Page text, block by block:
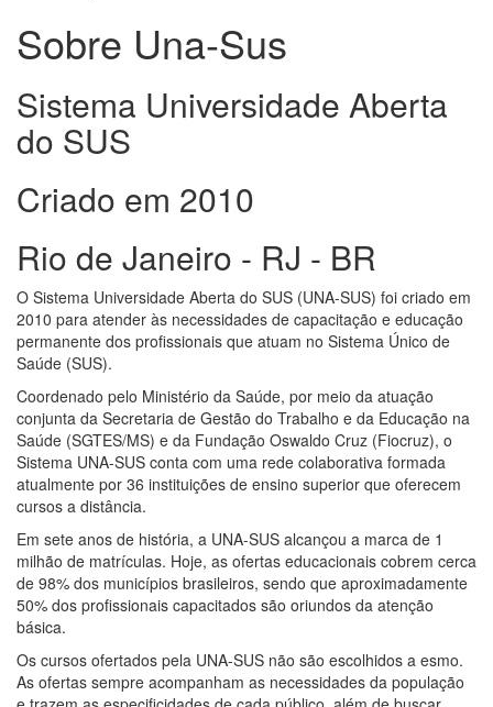
Sobre Una-Sus
Sistema Universidade Aberta
do SUS
Criado em 2010
Rio de Janeiro - RJ - BR
O Sistema Universidade Aberta do SUS (UNA-SUS) foi criado em
2010 para atender às necessidades de capacitação e educação
permanente dos profissionais que atuam no Sistema Único de
Saúde (SUS).
Coordenado pelo Ministério da Saúde, por meio da atuação
conjunta da Secretaria de Gestão do Trabalho e da Educação na
Saúde (SGTES/MS) e da Fundação Oswaldo Cruz (Fiocruz), o
Sistema UNA-SUS conta com uma rede colaborativa formada
atualmente por 36 instituições de ensino superior que oferecem
cursos a distância.
Em sete anos de história, a UNA-SUS alcançou a marca de 1
milhão de matrículas. Hoje, as ofertas educacionais cobrem cerca
de 98% dos municípios brasileiros, sendo que aproximadamente
50% dos profissionais capacitados são oriundos da atenção
básica.
Os cursos ofertados pela UNA-SUS não são escolhidos a esmo.
As ofertas sempre acompanham as necessidades da população